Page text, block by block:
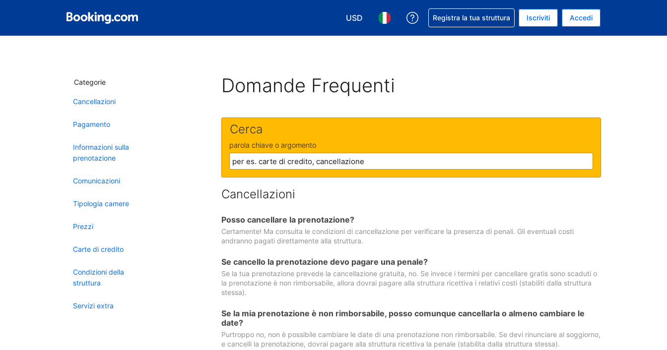
USD
Scegli la tua valuta. Valuta attuale: Dollaro statunitense
Scegli la tua lingua. Lingua attuale: Italiano
Ricevi aiuto con la prenotazione
Registra la tua struttura Iscriviti Accedi
Categorie
Cancellazioni
Pagamento
Informazioni sulla
prenotazione
Comunicazioni
Tipologia camere
Prezzi
Carte di credito
Condizioni della
struttura
Servizi extra
Domande Frequenti
Cerca
parola chiave o argomento
Cancellazioni
Posso cancellare la prenotazione?
Certamente! Ma consulta le condizioni di cancellazione per verificare la presenza di penali. Gli eventuali costi
andranno pagati direttamente alla struttura.
Se cancello la prenotazione devo pagare una penale?
Se la tua prenotazione prevede la cancellazione gratuita, no. Se invece i termini per cancellare gratis sono scaduti o
la prenotazione è non rimborsabile, allora dovrai pagare alla struttura ricettiva i relativi costi (stabiliti dalla struttura
stessa).
Se la mia prenotazione è non rimborsabile, posso comunque cancellarla o almeno cambiare le
date?
Purtroppo no, non è possibile cambiare le date di una prenotazione non rimborsabile. Se devi rinunciare al soggiorno,
e cancelli la prenotazione, dovrai pagare alla struttura ricettiva la penale (stabilita dalla struttura stessa).